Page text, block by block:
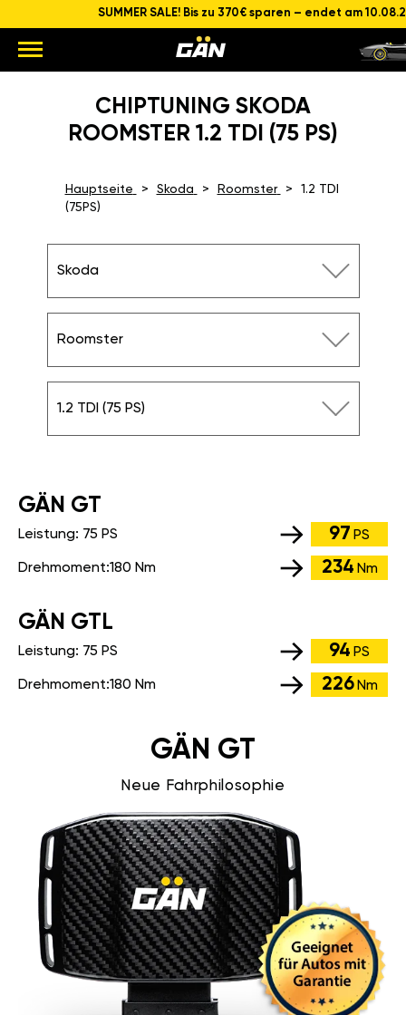
SUMMER SALE! Bis zu 370€ sparen – endet am
CHIPTUNING SKODA
ROOMSTER 1.2 TDI (75 PS)
Hauptseite Skoda Roomster
1.2 TDI
(75PS)
Skoda
Roomster
1.2 TDI (75 PS)
GÄN GT
Leistung: 75 PS 97 PS
Drehmoment:180 Nm 234 Nm
GÄN GTL
Leistung: 75 PS 94 PS
Drehmoment:180 Nm 226 Nm
GÄN GT
Neue Fahrphilosophie